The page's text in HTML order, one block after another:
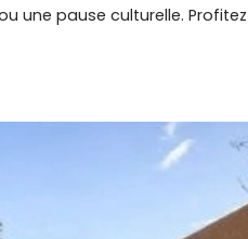
une pause culturelle.